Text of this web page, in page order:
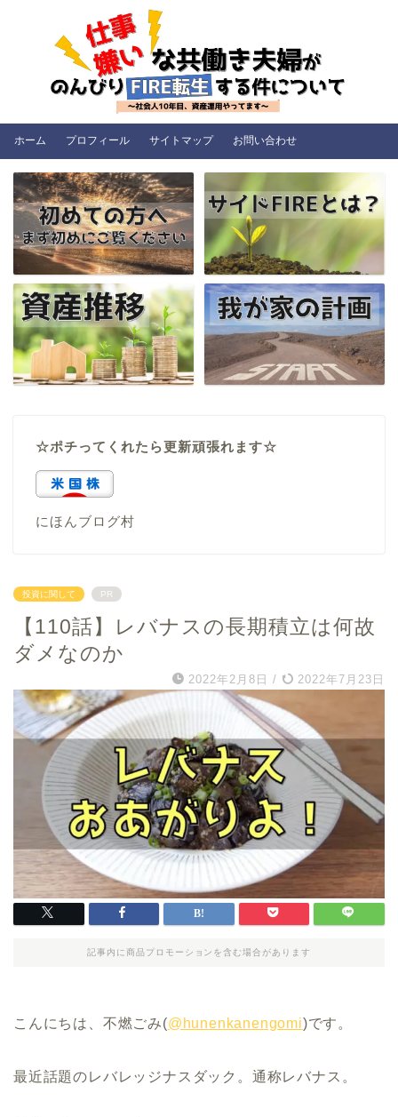
ホーム プロフィール サイトマップ お問い合わせ
☆ポチってくれたら更新頑張れます☆
にほんブログ村
投資に関して PR
【110話】レバナスの長期積立は何故
ダメなのか
2022年2月8日 / 2022年7月23日
記事内に商品プロモーションを含む場合があります
こんにちは、不燃ごみ(@hunenkanengomi)です。
最近話題のレバレッジナスダック。通称レバナス。